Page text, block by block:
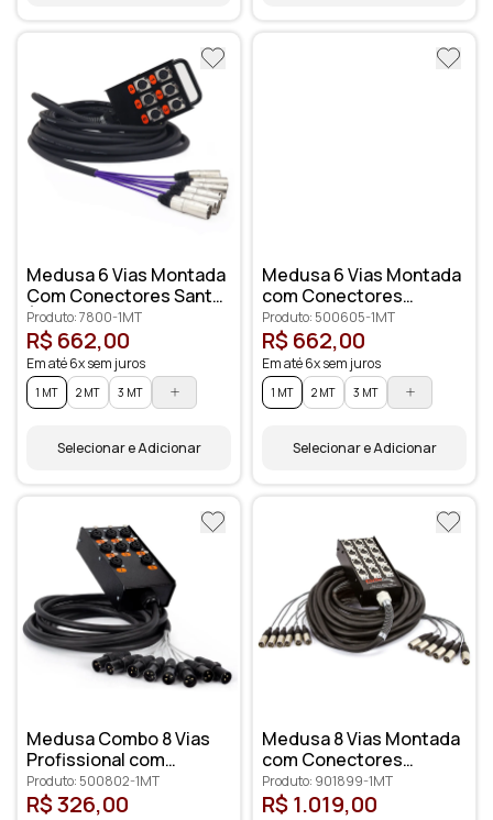
Medusa 6 Vias Montada
Com Conectores Santo
Ângelo
Produto: 7800-1MT
R$ 662,00
Em até 6x sem juros
1 MT 2 MT 3 MT
Selecionar e Adicionar
Medusa 6 Vias Montada
com Conectores
Amphenol
Produto: 500605-1MT
R$ 662,00
Em até 6x sem juros
1 MT 2 MT 3 MT
Selecionar e Adicionar
Medusa Combo 8 Vias
Profissional com
Conectores XLR
Anilhados
Produto: 500802-1MT
R$ 326,00
Medusa 8 Vias Montada
com Conectores
Profissionais
Produto: 901899-1MT
R$ 1.019,00